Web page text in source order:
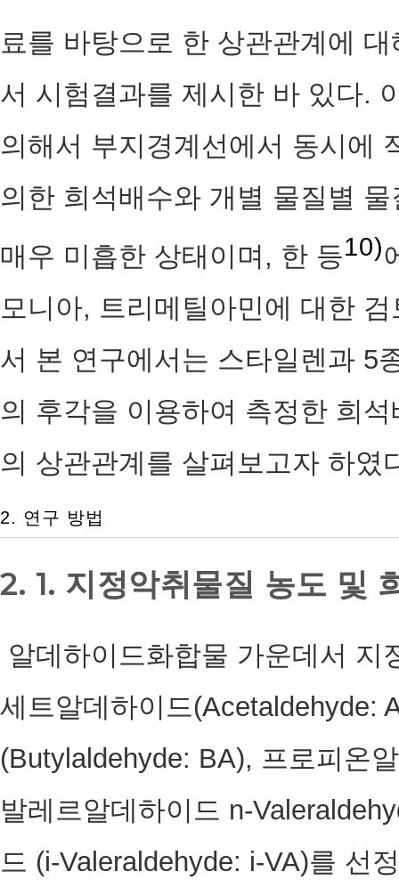
료를 바탕으로 한 상관관계에
서 시험결과를 제시한 바 있다.
의해서 부지경계선에서 동시에
의한 희석배수와 개별 물질별
매우 미흡한 상태이며, 한 등10)
모니아, 트리메틸아민에 대한
서 본 연구에서는 스타일렌과 5
의 후각을 이용하여 측정한 희
의 상관관계를 살펴보고자 하였
2. 연구 방법
2. 1. 지정악취물질 농도 및
알데하이드화합물 가운데서 지
세트알데하이드(Acetaldehyde:
(Butylaldehyde: BA), 프로피온
발레르알데하이드 n-
드 (i-Valeraldehyde: i-VA)를 선